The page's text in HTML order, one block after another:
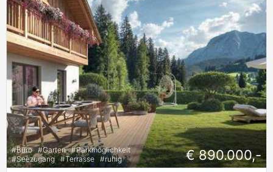
#Büro #Garten #Parkmöglichkeit
#Seezugang #Terrasse #ruhig € 890.000,-